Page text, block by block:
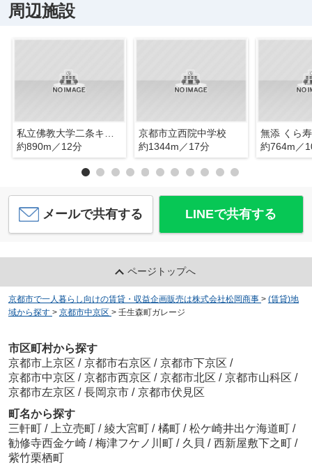
周辺施設
約890m／12分
京都市立西院中学校
約1344m／17分
無添 くら
約764m／
メールで共有する LINEで共有する
ページトップへ
京都市で一人暮らし向けの賃貸・収益企画販売は株式会社松岡商事 > (賃貸)地
域から探す > 京都市中京区 > 壬生森町ガレージ
市区町村から探す
京都市上京区 / 京都市右京区 / 京都市下京区 /
京都市中京区 / 京都市西京区 / 京都市北区 / 京都市山科区 /
京都市左京区 / 長岡京市 / 京都市伏見区
町名から探す
三軒町 / 上立売町 / 綾大宮町 / 橘町 / 松ケ崎井出ケ海道町 /
勧修寺西金ケ崎 / 梅津フケノ川町 / 久貝 / 西新屋敷下之町 /
紫竹栗栖町